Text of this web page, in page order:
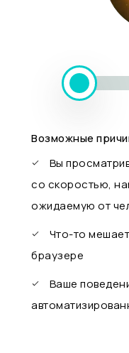
Возможные
Вы
со скоростью,
ожидаемую от
Что-то
браузере
Ваше